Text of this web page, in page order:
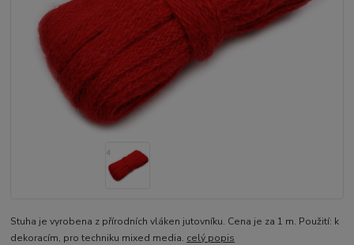
Stuha je vyrobena z přírodních vláken jutovníku. Cena je za 1 m. Použití: k
dekoracím, pro techniku mixed media. celý popis